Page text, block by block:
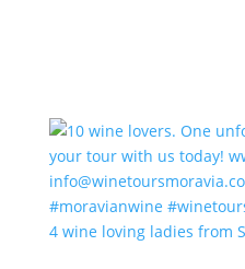
4 wine loving ladies from